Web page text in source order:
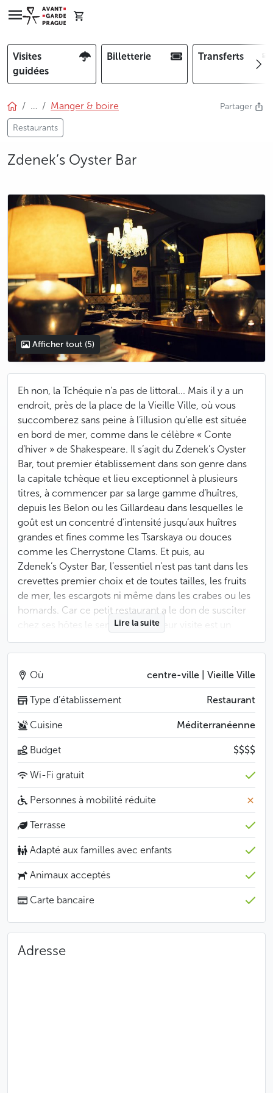
Visites
guidées
Billetterie Transferts
… Manger & boire
Restaurants
Partager
Zdenek’s Oyster Bar
photo 5
Afficher tout (5)
Eh non, la Tchéquie n’a pas de littoral... Mais il y a un
endroit, près de la place de la Vieille Ville, où vous
succomberez sans peine à l’illusion qu’elle est située
en bord de mer, comme dans le célèbre « Conte
d’hiver » de Shakespeare. Il s’agit du Zdenek’s Oyster
Bar, tout premier établissement dans son genre dans
la capitale tchèque et lieu exceptionnel à plusieurs
titres, à commencer par sa large gamme d’huîtres,
depuis les Belon ou les Gillardeau dans lesquelles le
goût est un concentré d’intensité jusqu’aux huîtres
grandes et fines comme les Tsarskaya ou douces
comme les Cherrystone Clams. Et puis, au
Zdenek’s Oyster Bar, l’essentiel n’est pas tant dans les
crevettes premier choix et de toutes tailles, les fruits
de mer, les escargots ni même dans les crabes ou les
homards. Car ce petit restaurant a le don de susciter
chez ses hôtes le sentiment que leur visite est un
rituel unique dont ils sont eux-mêmes l’objet : en
d’autres termes, le service est exemplaire. Dès le
moment où vous franchissez le seuil, vous devenez le
héro d’une histoire, le chef d’orchestre auquel il suffit
d’un mouvement de sourcil pour que ses souhaits
soient exaucés.
Lire la suite
Où centre-ville | Vieille Ville
Type d’établissement Restaurant
Cuisine Méditerranéenne
Budget $$$$
Wi-Fi gratuit
Personnes à mobilité réduite
Terrasse
Adapté aux familles avec enfants
Animaux acceptés
Carte bancaire
Adresse